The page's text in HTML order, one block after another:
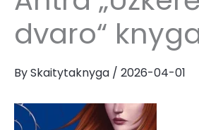
dvaro“
BySkaitytaknyga / 2026-04-01